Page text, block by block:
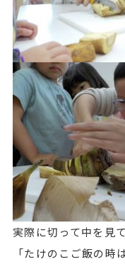
実際に切って中を見
「たけのこご飯の時